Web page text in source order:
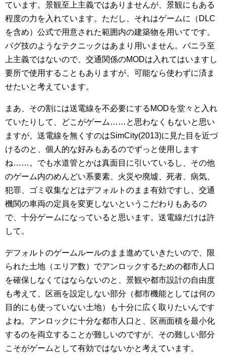
ています。景観至上主義ではありませんが、景観にもある
程度の力を入れています。ただし、それはゲームに（DLC
を含め）公式で用意された範囲内の建築物を用いてです。
バグ技のようなテクニックはあまり用いません。バニラ至
上主義ではないので、交通関係のMODは入れてはいますし
要所で使用することもありますが、可能なら使わずに済ま
せたいと考えています。
まあ、その割には送電線を不必要にするMODを堂々と入れ
ていたりして、どこがゲーム……と思わなくもないと思い
ますが、送電線を無くすのはSimCity(2013)に見た目を近づ
けるのと、個人的な好みもあるのでずっと使用します
ね……。でも水道管とかは真面目に引いているし、その他
のゲーム内のめんどい系要素、火災や廃墟、死者、病気、
犯罪、ゴミ収集などはデフォルトのまま有効ですし、交通
機関の車両の定員を変更しないというこだわりもあるの
で、十分ゲームになっていると思います。送電線だけは許
して。
デフォルトのゲームルールのまま進めていきたいので、限
られた土地（エリア数）でアンロックするための都市人口
を確保しなくてはならないのと、景観や都市設計の自由度
も考えて、区画を設定しない部分（都市機能としては何の
目的にも使っていない土地）も十分に広く取りたいんです
よね。アンロックに十分な都市人口と、区画面積を最小化
するのを両立することが難しいのですが、その難しい部分
こそがゲームとして有効ではないかと考えています。